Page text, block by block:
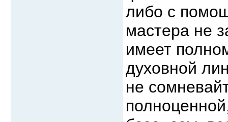
либо с
мастера не
имеет
духовной
не